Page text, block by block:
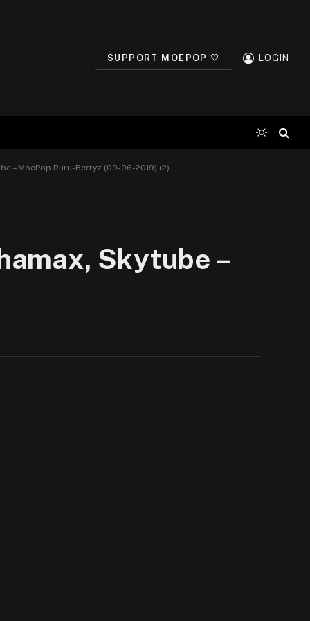
SUPPORT MOEPOP ♡ LOGIN
– MoePop Ruru-Berryz (09-06-2019) (2)
Skytube –